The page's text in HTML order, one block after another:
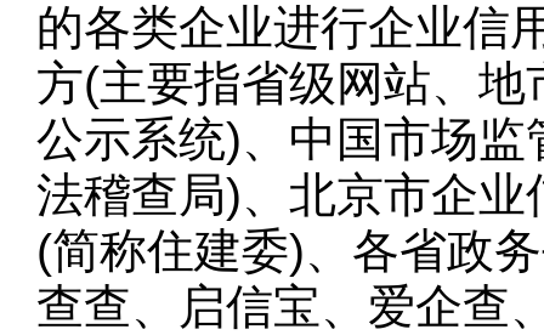
的各类企业进行企业信
方(主要指省级网站、
公示系统)、中国市场
法稽查局)、北京市企
(简称住建委)、各省政
查查、启信宝、爱企查